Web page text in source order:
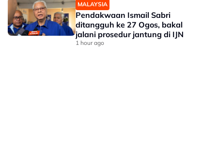
MALAYSIA
Pendakwaan Ismail Sabri
ditangguh ke 27 Ogos, bakal
jalani prosedur jantung di IJN
1 hour ago